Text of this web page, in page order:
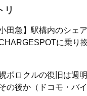
リ
小田急】駅構内のシェ
に乗り
ポロクルの復旧は週
の後か（ドコモ・バ